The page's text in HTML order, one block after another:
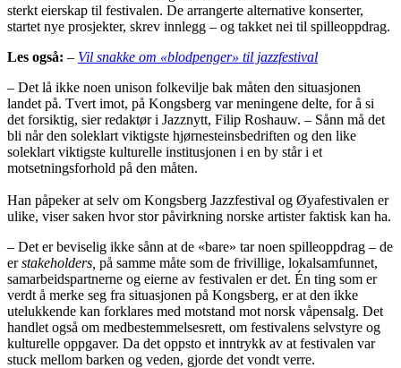
sterkt eierskap til festivalen. De arrangerte alternative konserter,
startet nye prosjekter, skrev innlegg – og takket nei til spilleoppdrag.
Les også: – Vil snakke om «blodpenger» til jazzfestival
– Det lå ikke noen unison folkevilje bak måten den situasjonen
landet på. Tvert imot, på Kongsberg var meningene delte, for å si
det forsiktig, sier redaktør i Jazznytt, Filip Roshauw. – Sånn må det
bli når den soleklart viktigste hjørnesteinsbedriften og den like
soleklart viktigste kulturelle institusjonen i en by står i et
motsetningsforhold på den måten.
Han påpeker at selv om Kongsberg Jazzfestival og Øyafestivalen er
ulike, viser saken hvor stor påvirkning norske artister faktisk kan ha.
– Det er beviselig ikke sånn at de «bare» tar noen spilleoppdrag – de
erstakeholders, på samme måte som de frivillige, lokalsamfunnet,
samarbeidspartnerne og eierne av festivalen er det. Én ting som er
verdt å merke seg fra situasjonen på Kongsberg, er at den ikke
utelukkende kan forklares med motstand mot norsk våpensalg. Det
handlet også om medbestemmelsesrett, om festivalens selvstyre og
kulturelle oppgaver. Da det oppsto et inntrykk av at festivalen var
stuck mellom barken og veden, gjorde det vondt verre.